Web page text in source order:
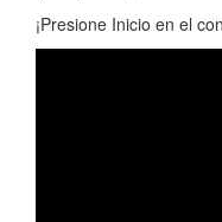
¡Presione Inicio en el